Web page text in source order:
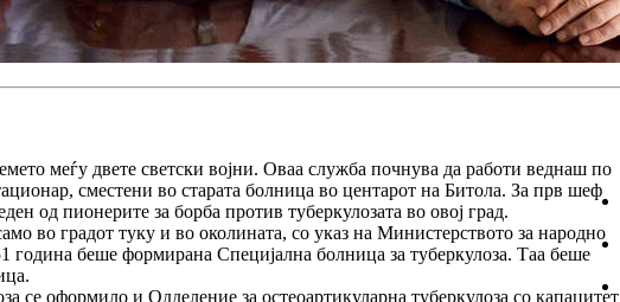
меѓу двете светски војни. Оваа служба почнува да работи веднаш по
сместени во старата болница во центарот на Битола. За прв шеф
од пионерите за борба против туберкулозата во овој град.
во градот туку и во околината, со указ на Министерството за народно
година беше формирана Специјална болница за туберкулоза. Таа беше
се оформило и Одделение за остеоартикуларна туберкулоза со капацитет